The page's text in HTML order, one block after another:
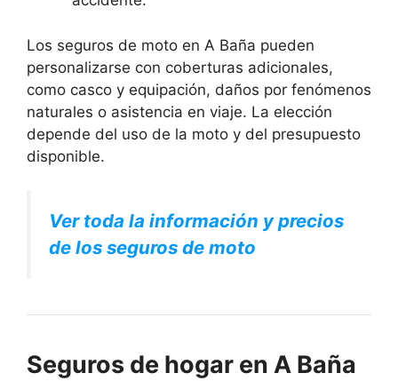
Los seguros de moto en A Baña pueden
personalizarse con coberturas adicionales,
como casco y equipación, daños por fenómenos
naturales o asistencia en viaje. La elección
depende del uso de la moto y del presupuesto
disponible.
Ver toda la información y precios
de los seguros de moto
Seguros de hogar en A Baña